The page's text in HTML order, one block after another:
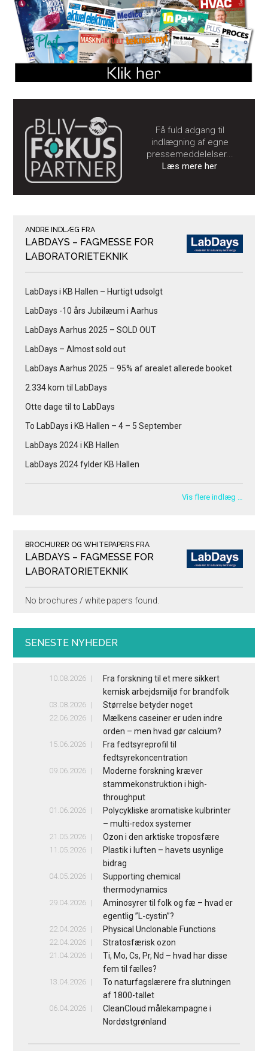
Få fuld adgang til
indlægning af egne
pressemeddelelser...
Læs mere her
ANDRE INDLÆG FRA
LABDAYS – FAGMESSE FOR
LABORATORIETEKNIK
LabDays i KB Hallen – Hurtigt udsolgt
LabDays -10 års Jubilæum i Aarhus
LabDays Aarhus 2025 – SOLD OUT
LabDays – Almost sold out
LabDays Aarhus 2025 – 95% af arealet allerede booket
2.334 kom til LabDays
Otte dage til to LabDays
To LabDays i KB Hallen – 4 – 5 September
LabDays 2024 i KB Hallen
LabDays 2024 fylder KB Hallen
Vis flere indlæg …
BROCHURER OG WHITEPAPERS FRA
LABDAYS – FAGMESSE FOR
LABORATORIETEKNIK
No brochures / white papers found.
SENESTE NYHEDER
10.08.2026
Fra forskning til et mere sikkert
kemisk arbejdsmiljø for brandfolk
03.08.2026 Størrelse betyder noget
22.06.2026
Mælkens caseiner er uden indre
orden – men hvad gør calcium?
15.06.2026
Fra fedtsyreprofil til
fedtsyrekoncentration
09.06.2026
Moderne forskning kræver
stammekonstruktion i high-
throughput
01.06.2026
Polycykliske aromatiske kulbrinter
– multi-redox systemer
21.05.2026 Ozon i den arktiske troposfære
11.05.2026
Plastik i luften – havets usynlige
bidrag
04.05.2026
Supporting chemical
thermodynamics
29.04.2026
Aminosyrer til folk og fæ – hvad er
egentlig ”L-cystin”?
22.04.2026 Physical Unclonable Functions
22.04.2026 Stratosfærisk ozon
21.04.2026
Ti, Mo, Cs, Pr, Nd – hvad har disse
fem til fælles?
13.04.2026
To naturfagslærere fra slutningen
af 1800-tallet
06.04.2026
CleanCloud målekampagne i
Nordøstgrønland